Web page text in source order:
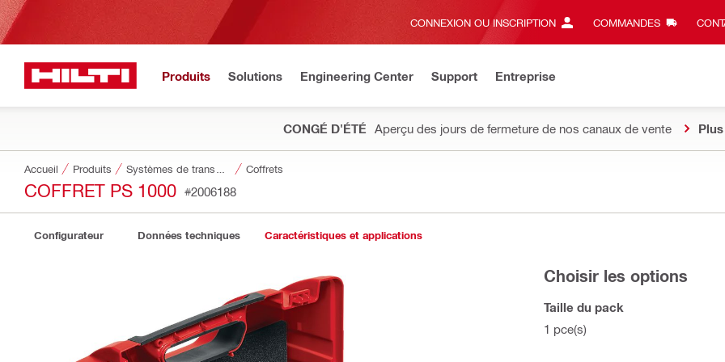
CONNEXION OU INSCRIPTION COMMANDES
Produits Solutions Engineering Center Support Entreprise
CONGÉ D'ÉTÉ Aperçu des jours de fermeture de nos canaux de vente
Accueil Produits Coffrets
COFFRET PS 1000 #2006188
Configurateur Données techniques Caractéristiques et applications
Choisir les options
Taille du pack
1 pce(s)